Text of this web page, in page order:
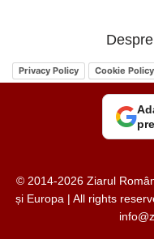
Privacy Policy Cookie Policy
© 2014-2026 Ziarul
și Europa | All rights